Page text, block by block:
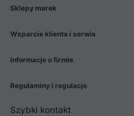
Sklepy marek
Wsparcie klienta i serwis
Informacje o firmie
Regulaminy i regulacje
Szybki kontakt